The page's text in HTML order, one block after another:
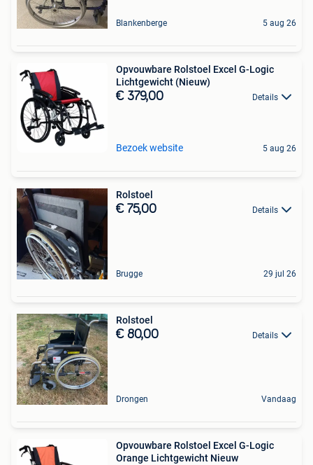
Blankenberge 5 aug 26
Opvouwbare Rolstoel Excel G-Logic
Lichtgewicht (Nieuw)
€ 379,00 Details
Bezoek website 5 aug 26
Rolstoel
€ 75,00 Details
Brugge 29 jul 26
Rolstoel
€ 80,00 Details
Drongen Vandaag
Opvouwbare Rolstoel Excel G-Logic
Orange Lichtgewicht Nieuw